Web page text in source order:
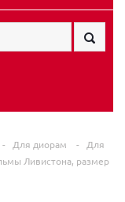
- Для диорам -
Для
Ливистона, размер